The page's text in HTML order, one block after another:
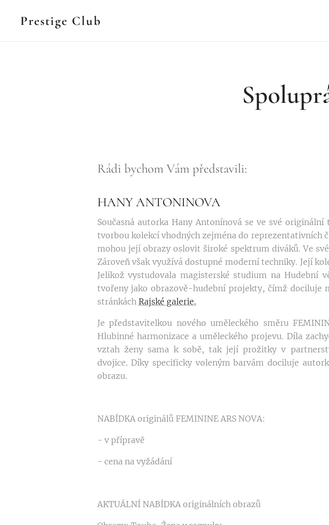
Prestige Club
Rádi bychom Vám představili:
HANY ANTONINOVA
Současná autorka Hany Antonínová se ve své
tvorbou kolekcí vhodných zejména do reprezentativních
mohou její obrazy oslovit široké spektrum diváků. Ve
Zároveň však využívá dostupné moderní techniky. Její
Jelikož vystudovala magisterské studium na
tvořeny jako obrazově-hudební projekty, čímž
stránkách Rajské galerie.
Je představitelkou nového uměleckého směru
Hlubinné harmonizace a uměleckého projevu. Díla
vztah ženy sama k sobě, tak její prožitky v
dvojice. Díky specificky voleným barvám dociluje
obrazu.
NABÍDKA originálů FEMININE ARS NOVA:
- v přípravě
- cena na vyžádání
AKTUÁLNÍ NABÍDKA originálních obrazů